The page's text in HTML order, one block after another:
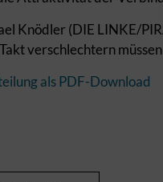
Knödler (DIE LINKE/
verschlechtern
als PDF-Download